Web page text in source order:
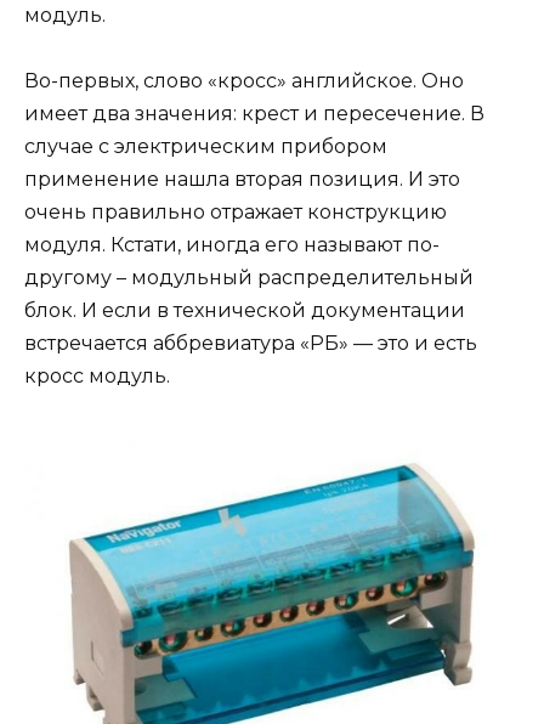
модуль.
Во-первых, слово «кросс» английское. Оно
имеет два значения: крест и пересечение. В
случае с электрическим прибором
применение нашла вторая позиция. И это
очень правильно отражает конструкцию
модуля. Кстати, иногда его называют по-
другому – модульный распределительный
блок. И если в технической документации
встречается аббревиатура «РБ» — это и есть
кросс модуль.